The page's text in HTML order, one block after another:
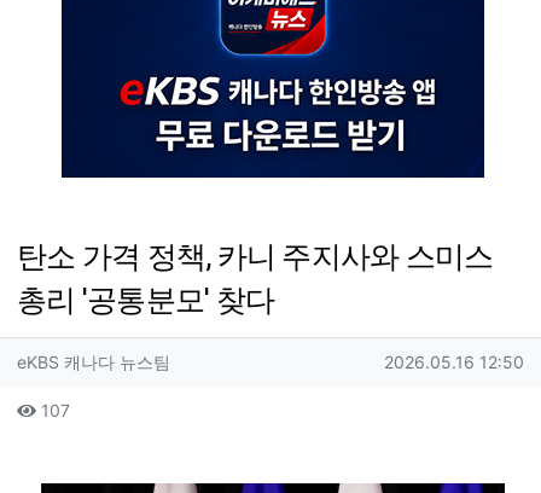
탄소 가격 정책, 카니 주지사와 스미스
총리 '공통분모' 찾다
작성자 정보
eKBS 캐나다 뉴스팀 작성일
2026.05.16 12:50
컨텐츠 정보
107조회